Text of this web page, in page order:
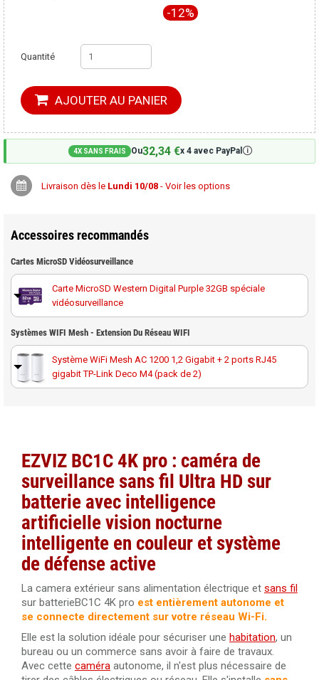
-12%
Quantité
AJOUTER AU PANIER
4X SANS FRAIS Ou32,34 €x 4 avec PayPal 🛈
Livraison dès le Lundi 10/08 - Voir les options
Accessoires recommandés
Cartes MicroSD Vidéosurveillance
Carte MicroSD Western Digital Purple 32GB spéciale
vidéosurveillance
Carte MicroSD Western Digital Purple 64GB spéciale
vidéosurveillance
Carte MicroSD Western Digital Purple 128GB spéciale
vidéosurveillance
Carte MicroSD Western Digital Purple 512GB spéciale
vidéosurveillance
Systèmes WIFI Mesh - Extension Du Réseau WIFI
Système WiFi Mesh AC 1200 1,2 Gigabit + 2 ports RJ45
gigabit TP-Link Deco M4 (pack de 2)
couverture 230m² TP-Link Deco X50-Outdoor(1-Pack)
EZVIZ BC1C 4K pro : caméra de
surveillance sans fil Ultra HD sur
batterie avec intelligence
artificiellevision nocturne
intelligente en couleur et système
de défense active
La camera extérieur sans alimentation électrique et sans fil
sur batterieBC1C 4K pro est entièrement autonome et
se connecte directement sur votre réseau Wi-Fi.
Elle est la solution idéale pour sécuriser une habitation, un
bureau ou un commerce sans avoir à faire de travaux.
Avec cette caméra autonome, il n'est plus nécessaire de